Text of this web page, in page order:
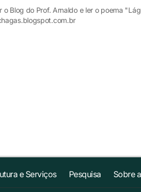
o Blog do Prof. Arnaldo e ler o poema
e Serviços Pesquisa Sobre